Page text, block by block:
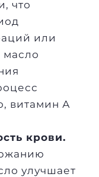
что
или
масло
витамин А
крови.
улучшает